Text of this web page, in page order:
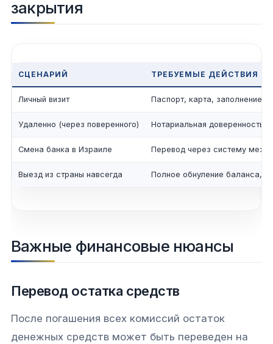
закрытия
СЦЕНАРИЙ ТРЕБУЕМЫЕ ДЕЙСТВИЯ
Личный визит Паспорт, карта, заполнение
Удаленно (через поверенного) Нотариальная доверенность
Смена банка в Израиле Перевод через систему
Выезд из страны навсегда Полное обнуление баланса,
Важные финансовые нюансы
Перевод остатка средств
После погашения всех комиссий остаток
денежных средств может быть переведен на